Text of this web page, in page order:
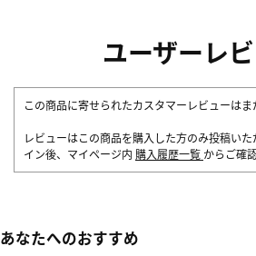
ユーザーレ
この商品に寄せられたカスタマーレビューはま
レビューはこの商品を購入した方のみ投稿い
イン後、マイページ内 購入履歴一覧 からご確
あなたへのおすすめ